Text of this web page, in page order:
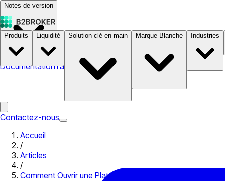
Notes de version
DocumentationTarifs B2STORE
Produits Liquidité Solution clé en main Marque Blanche Industries
Contactez-nous
Accueil
/
Articles
/
Comment Ouvrir une Plateforme d’Echange de